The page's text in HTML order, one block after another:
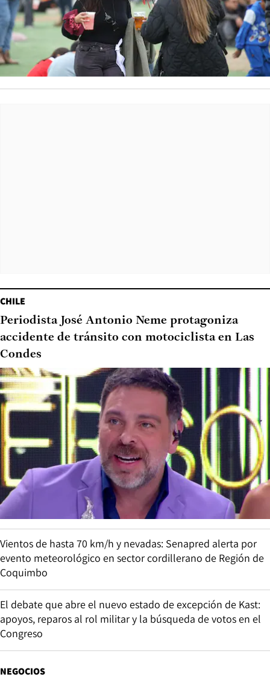
CHILE
Periodista José Antonio Neme protagoniza
accidente de tránsito con motociclista en Las
Condes
Vientos de hasta 70 km/h y nevadas: Senapred alerta por
evento meteorológico en sector cordillerano de Región de
Coquimbo
El debate que abre el nuevo estado de excepción de Kast:
apoyos, reparos al rol militar y la búsqueda de votos en el
Congreso
NEGOCIOS